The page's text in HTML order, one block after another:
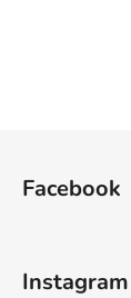
Facebook
Instagram